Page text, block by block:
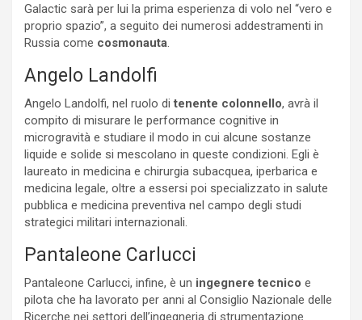
Galactic sarà per lui la prima esperienza di volo nel “vero e
proprio spazio”, a seguito dei numerosi addestramenti in
Russia come cosmonauta.
Angelo Landolfi
Angelo Landolfi, nel ruolo ditenente colonnello, avrà il
compito di misurare le performance cognitive in
microgravità e studiare il modo in cui alcune sostanze
liquide e solide si mescolano in queste condizioni. Egli è
laureato in medicina e chirurgia subacquea, iperbarica e
medicina legale, oltre a essersi poi specializzato in salute
pubblica e medicina preventiva nel campo degli studi
strategici militari internazionali.
Pantaleone Carlucci
Pantaleone Carlucci, infine, è un ingegnere tecnico e
pilota che ha lavorato per anni al Consiglio Nazionale delle
Ricerche nei settori dell’ingegneria di strumentazione